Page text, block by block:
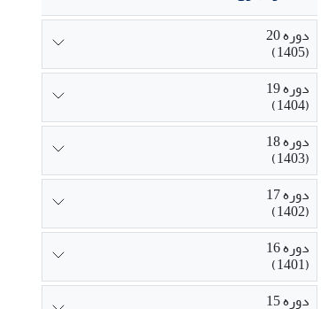
دوره 20
(1405)
دوره 19
(1404)
دوره 18
(1403)
دوره 17
(1402)
دوره 16
(1401)
دوره 15